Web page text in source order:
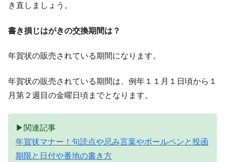
き直しましょう。
書き損じはがきの交換期間は？
年賀状の販売されている期間になります。
年賀状の販売されている期間は、例年１１月１日頃から１
月第２週目の金曜日頃までとなります。
▶関連記事
年賀状マナー！句読点や忌み言葉やボールペンと投函
期限と日付や番地の書き方